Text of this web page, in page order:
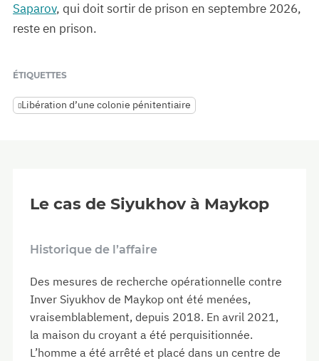
Saparov, qui doit sortir de prison en septembre 2026,
reste en prison.
ÉTIQUETTES
Libération d’une colonie pénitentiaire
Le cas de Siyukhov à Maykop
Historique de l’affaire
Des mesures de recherche opérationnelle contre
Inver Siyukhov de Maykop ont été menées,
vraisemblablement, depuis 2018. En avril 2021,
la maison du croyant a été perquisitionnée.
L’homme a été arrêté et placé dans un centre de